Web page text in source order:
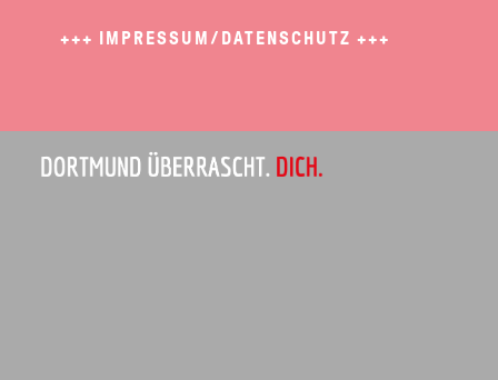
+++ IMPRESSUM/DATENSCHUTZ +++